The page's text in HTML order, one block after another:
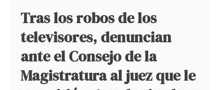
Tras los robos de los
televisores, denuncian
ante el Consejo de la
Magistratura al juez que le